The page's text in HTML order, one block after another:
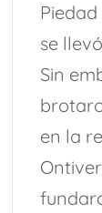
se
Sin
en la